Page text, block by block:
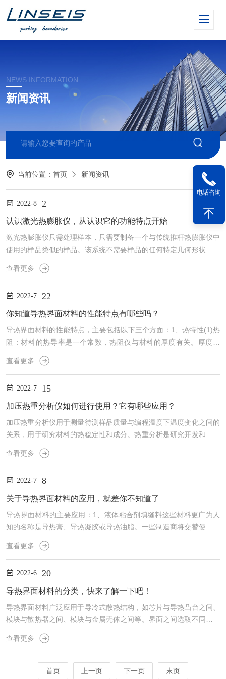
NEWS INFORMATION
新闻资讯
当前位置：首页 新闻资讯
2022-8 2
认识激光热膨胀仪，从认识它的功能特点开始
激光热膨胀仪只需处理样本，只需要制备一个与传统推杆热膨胀仪中
使用的样品类似的样品。该系统不需要样品的任何特定几何形状。所
有类型的材料，反射或非反射，都可以用该系统测量。与传统的双采
样抽油杆热膨胀仪不同，其测量原理是一种“测量”，无需校准即可提
描量热法测量原料的氧化诱导时间和温度，并通过触摸屏操作显示所
有重要的测量信息和快捷菜单。同时，通过按键显示历史测量数据和
查看更多
2022-7 22
你知道导热界面材料的性能特点有哪些吗？
导热界面材料的性能特点，主要包括以下三个方面：1、热特性(1)热
阻：材料的热导率是一个常数，热阻仅与材料的厚度有关。厚度越
厚，热阻越大，反之亦然。接触热阻可以人为控制。只有根据接触表
面选择合适的导热界面材料，才能控制总导热电阻。(2)导热系数：导
好。2、电气特性(1)击穿电压：击穿电压的测量是导热材料在特定条
件下能够承受的电压。该值表示导热材料的电气绝缘能力。该值在潮
查看更多
2022-7 15
加压热重分析仪如何进行使用？它有哪些应用？
加压热重分析仪用于测量待测样品质量与编程温度下温度变化之间的
关系，用于研究材料的热稳定性和成分。热重分析是研究开发和质量
控制中常用的检测方法。在实际材料分析中，热重分析通常与其他分
析方法结合使用，以进行全面的热分析，并全面、准确地分析材料。
成陶瓷坩埚；2、样品为强酸强碱时，需稀释后方可测试；3、测试液
体样品时，液面不宜超过坩埚的1/2，固体粉末少于坩埚的1/3；4、
查看更多
2022-7 8
关于导热界面材料的应用，就差你不知道了
导热界面材料的主要应用：1、液体粘合剂填缝料这些材料更广为人
知的名称是导热膏、导热凝胶或导热油脂。一些制造商将交替使用这
些术语。这些材料可以直接应用于组件，并用作散热器的粘合剂；因
为很难再加工，它们很少用作外壳的界面材料。这些材料可以与陶瓷
是将晶体管、PMIC、放大器、GPU或CPU与散热器结合。2、热润滑
脂和相变材料使用丝网印刷溶液，导热脂可以获得较小厚度的粘合
查看更多
2022-6 20
导热界面材料的分类，快来了解一下吧！
导热界面材料广泛应用于导冷式散热结构，如芯片与导热凸台之间、
模块与散热器之间、模块与金属壳体之间等。界面之间选取不同的材
料，对发热器件的散热有着很大影响，尤其随着电子产品热功耗越来
越大，对界面材料的导热性能的要求也越高。导热界面材料的类型，
成的热界面材料，铟是一种散热效能*的金属材料，热传导率能达到8
查看更多
首页 上一页 下一页 末页
电话咨询